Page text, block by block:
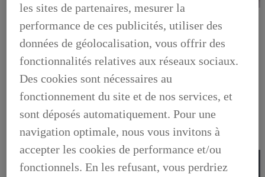
LEXUS PRÉFÉRENCE
DECOUVREZ LES VOITURES D'OCCASION
LEXUS PRÉFÉRENCE, DECOUVREZ LES VOITURES
D'OCCASION LABELLISEES LEXUS PREFERENCE
LES AVANTAGES LEXUS BUSINESS
ELECTRIFIED TESTDRIVE
ELECTRIFIED PROGRAM
NOS OFFRES DU MOMENT
NOS SOLUTIONS DE FINANCEMENT
L'HYBRIDE POUR LES PROFESSIONNELS
CONTACTEZ-NOUS
les sites de partenaires, mesurer la
performance de ces publicités, utiliser des
données de géolocalisation, vous offrir des
fonctionnalités relatives aux réseaux sociaux.
Des cookies sont nécessaires au
fonctionnement du site et de nos services, et
sont déposés automatiquement. Pour une
navigation optimale, nous vous invitons à
accepter les cookies de performance et/ou
fonctionnels. En les refusant, vous perdriez